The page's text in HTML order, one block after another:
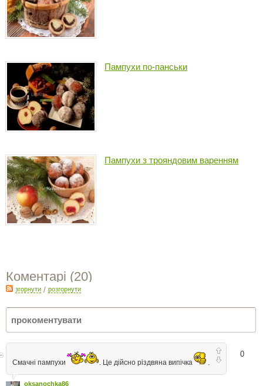
Пампухи по-панськи
Пампухи з трояндовим варенням
Коментарі (20)
згорнути / розгорнути
0
Смачні пампухи . Це дійсно різдвяна випічка .
oksanochka86